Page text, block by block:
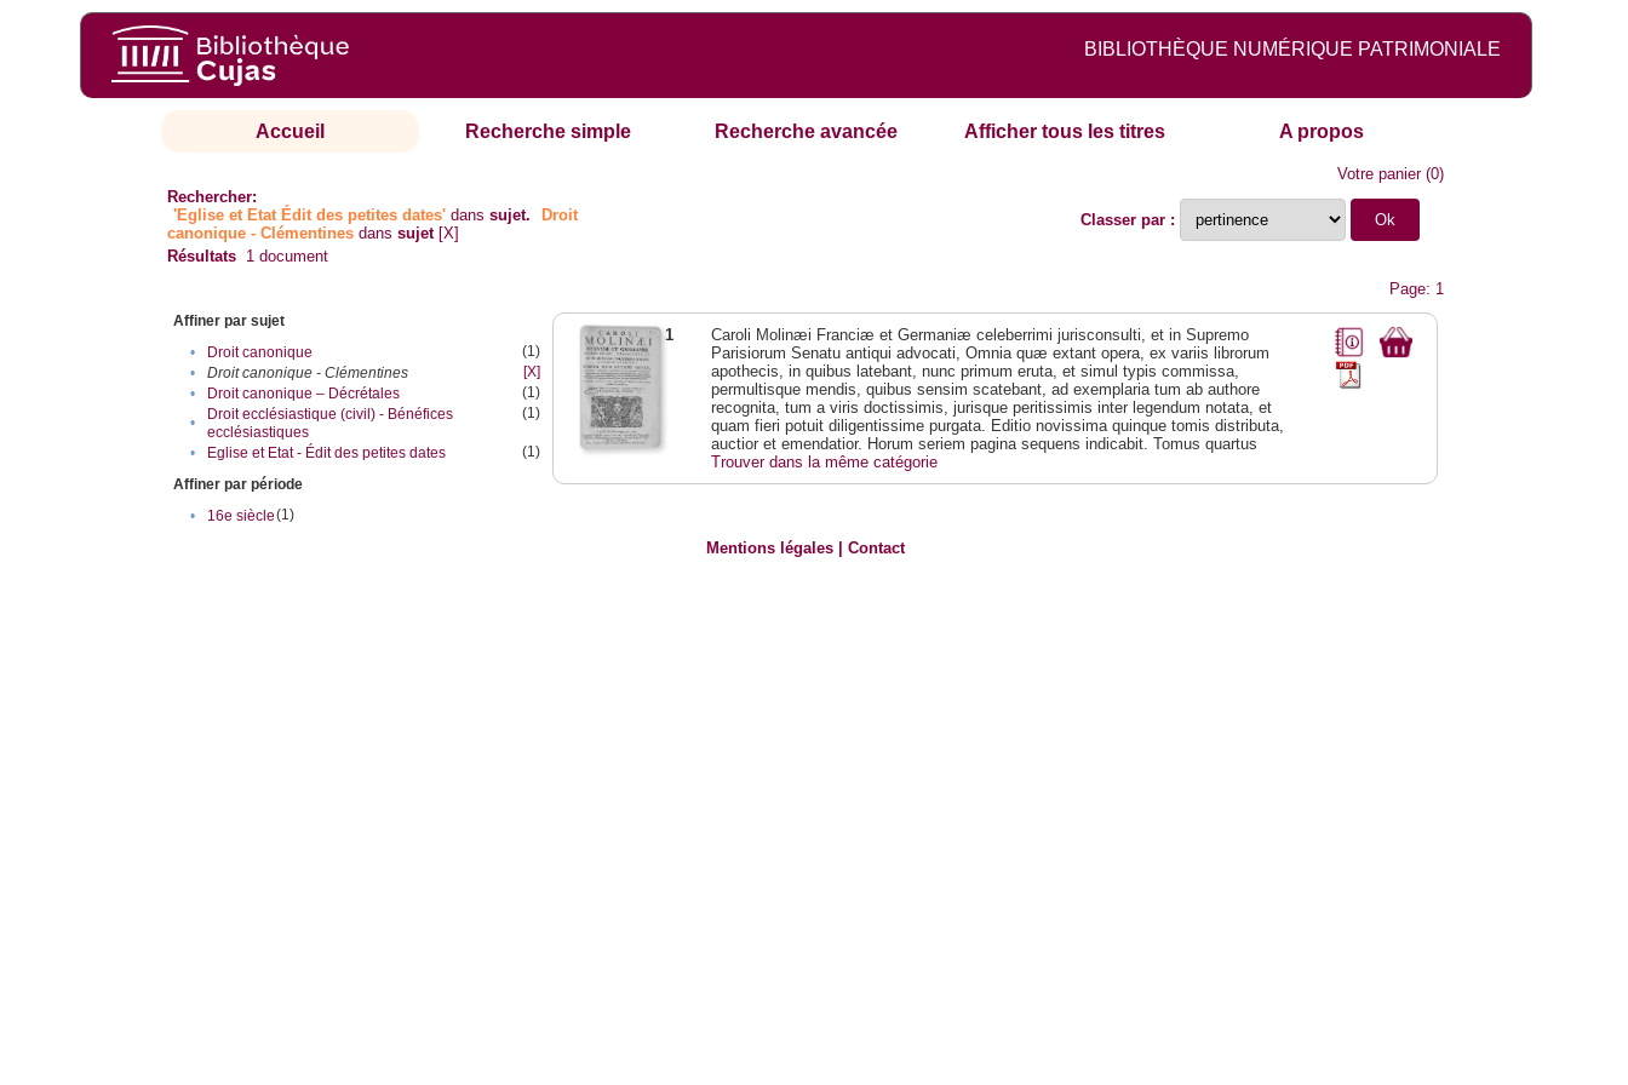
BIBLIOTHÈQUE NUMÉRIQUE PATRIMONIALE
Accueil Recherche simple Recherche avancée Afficher tous les titres A propos
Votre panier(0)
Rechercher:
'Eglise et Etat Édit des petites dates' danssujet.
Droit
canonique - Clémentines danssujet [X]
Classer par :
Résultats 1 document
Page: 1
Affiner par sujet
•
Droit canonique
(1)
•
Droit canonique - Clémentines
[X]
•
Droit canonique – Décrétales
(1)
•
Droit ecclésiastique (civil) - Bénéfices
ecclésiastiques
(1)
• Eglise et Etat - Édit des petites dates
(1)
Affiner par période
•
16e siècle(1)
1
Caroli Molinæi Franciæ et Germaniæ celeberrimi jurisconsulti, et in Supremo
Parisiorum Senatu antiqui advocati, Omnia quæ extant opera, ex variis librorum
apothecis, in quibus latebant, nunc primum eruta, et simul typis commissa,
permultisque mendis, quibus sensim scatebant, ad exemplaria tum ab authore
recognita, tum a viris doctissimis, jurisque peritissimis inter legendum notata, et
quam fieri potuit diligentissime purgata. Editio novissima quinque tomis distributa,
auctior et emendatior. Horum seriem pagina sequens indicabit. Tomus quartus
Trouver dans la même catégorie
Mentions légales |Contact